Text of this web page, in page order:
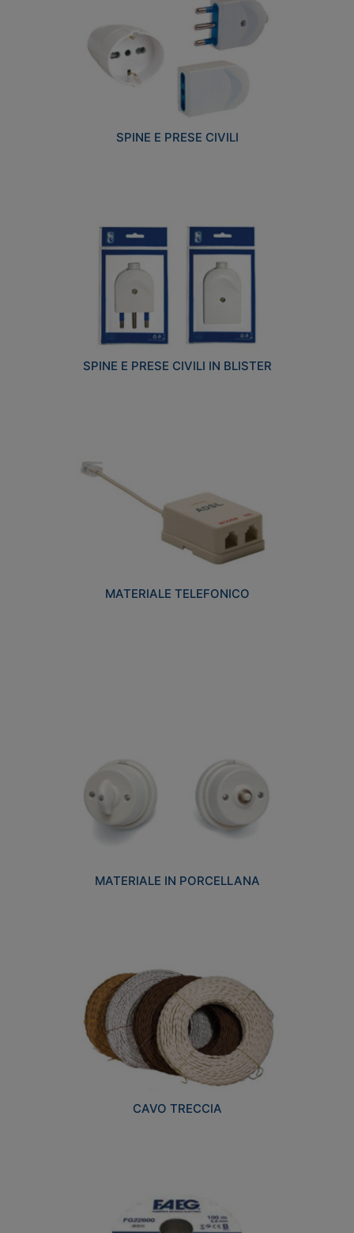
SPINE E PRESE CIVILI
SPINE E PRESE CIVILI IN BLISTER
MATERIALE TELEFONICO
MATERIALE IN PORCELLANA
CAVO TRECCIA